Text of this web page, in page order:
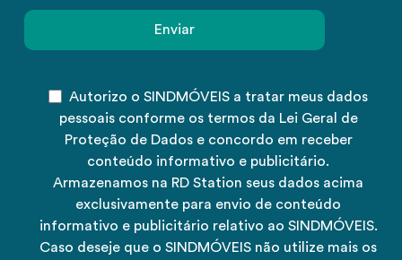
Autorizo o SINDMÓVEIS a tratar meus dados
pessoais conforme os termos da Lei Geral de
Proteção de Dados e concordo em receber
conteúdo informativo e publicitário.
Armazenamos na RD Station seus dados acima
exclusivamente para envio de conteúdo
informativo e publicitário relativo ao SINDMÓVEIS.
Caso deseje que o SINDMÓVEIS não utilize mais os